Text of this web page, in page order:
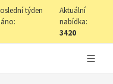
týden
Aktuální
nabídka:
3420